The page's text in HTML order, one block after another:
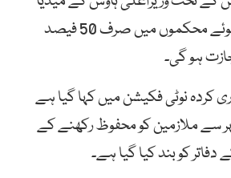
سیل سمیت کھلے ہوئے محکموں میں صرف 50 فیصد
ہو گی۔
کردہ نوٹی فکیشن میں کہا گیا ہے
سے ملازمین کو محفوظ رکھنے کے
کو بند کیا گیا ہے۔